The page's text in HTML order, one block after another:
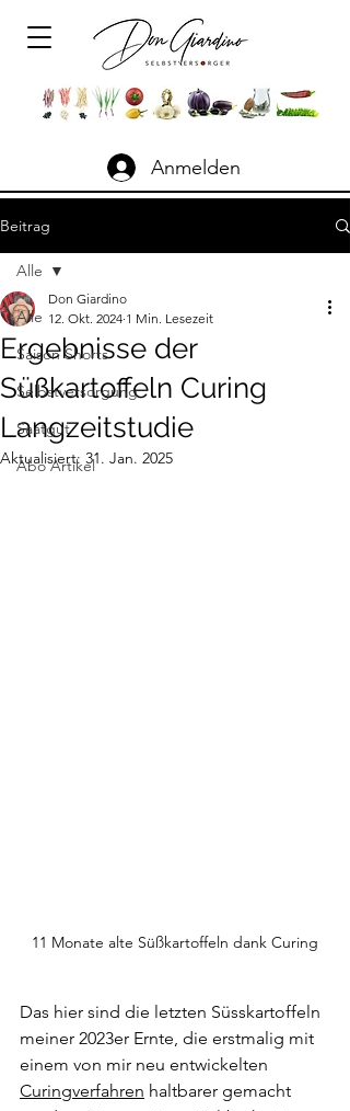
Anmelden
Beitrag
Alle
Saison Shorts
Selbstversorgung
Saatgut
Abo Artikel
Alle
Ergebnisse der
Süßkartoffeln Curing
Langzeitstudie
Don Giardino
12. Okt. 2024 1 Min. Lesezeit
Aktualisiert: 31. Jan. 2025
11 Monate alte Süßkartoffeln dank Curing
Das hier sind die letzten Süsskartoffeln
meiner 2023er Ernte, die erstmalig mit
einem von mir neu entwickelten
Curingverfahren haltbarer gemacht